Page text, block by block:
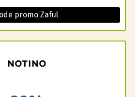
promo Zaful